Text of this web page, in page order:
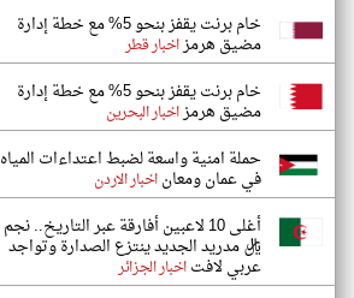
خام برنت يقفز بنحو 5% مع خطة إدارة
مضيق هرمزاخبار قطر
خام برنت يقفز بنحو 5% مع خطة إدارة
مضيق هرمزاخبار البحرين
حملة امنية واسعة لضبط اعتداءات المياه
في عمان ومعاناخبار الاردن
أغلى 10 لاعبين أفارقة عبر التاريخ.. نجم
ريال مدريد الجديد ينتزع الصدارة وتواجد
عربي لافتاخبار الجزائر